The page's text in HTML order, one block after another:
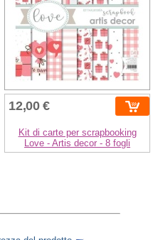
12,00 €
Kit di carte per scrapbooking
Love - Artis decor - 8 fogli